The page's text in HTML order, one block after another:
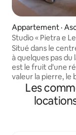
Appartement ·
Studio « Pietra e
d'Ascona
Situé dans le
à quelques pas
est le fruit d'une
valeur la pierre, le
authentiques.
demeure au
rue piétonne, à
Les